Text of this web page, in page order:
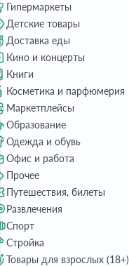
Гипермаркеты
Детские товары
Доставка еды
Кино и концерты
Книги
Косметика и парфюмерия
Маркетплейсы
Образование
Одежда и обувь
Офис и работа
Прочее
Путешествия, билеты
Развлечения
Спорт
Стройка
Товары для взрослых (18+)